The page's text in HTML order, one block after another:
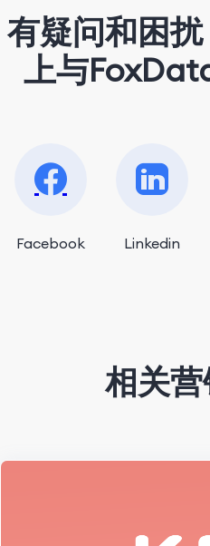
有疑问和困
上与
Facebook Linkedin
相关